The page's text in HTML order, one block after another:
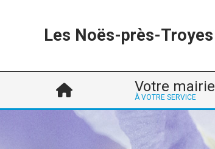
Les Noës-près-Troyes
Votre mairie
À VOTRE SERVICE